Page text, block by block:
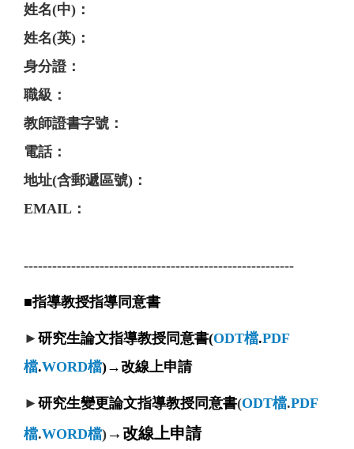
姓名(中)：
姓名(英)：
身分證：
職級：
教師證書字號：
電話：
地址(含郵遞區號)：
EMAIL：
---------------------------------------------------------
■指導教授指導同意書
► 研究生論文指導教授同意書(ODT檔.PDF
檔.WORD檔)→改線上申請
► 研究生變更論文指導教授同意書(ODT檔.PDF
檔.WORD檔) →改線上申請